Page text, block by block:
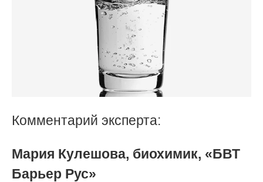
Комментарий эксперта:
Мария Кулешова, биохимик, «БВТ
Барьер Рус»